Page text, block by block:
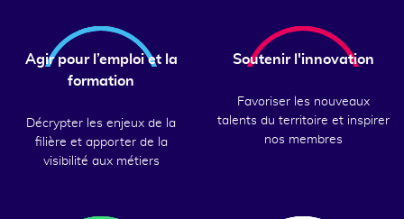
Agir pour l’emploi et la
formation
Décrypter les enjeux de la
filière et apporter de la
visibilité aux métiers
Soutenir l'innovation
Favoriser les nouveaux
talents du territoire et inspirer
nos membres